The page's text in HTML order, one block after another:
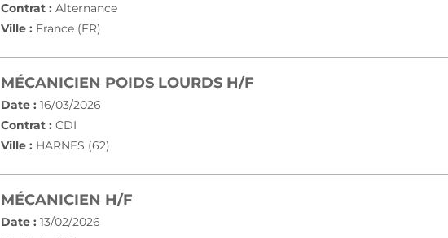
Contrat : Alternance
Ville : France (FR)
MÉCANICIEN POIDS LOURDS H/F(NOUVELLE FENÊTRE)
Date : 16/03/2026
Contrat : CDI
Ville : HARNES (62)
MÉCANICIEN H/F(NOUVELLE FENÊTRE)
Date : 13/02/2026